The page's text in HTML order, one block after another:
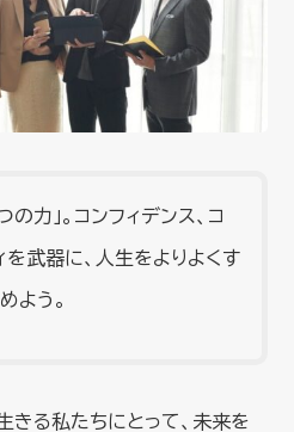
力」。コンフィデンス、コ
を武器に、人生をよりよくす
よう。
る私たちにとって、未来を